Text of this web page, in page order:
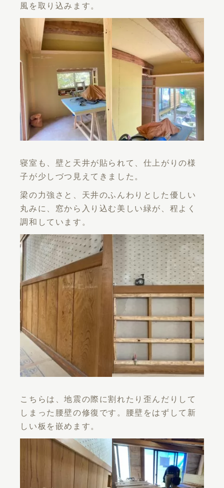
風を取り込みます。
寝室も、壁と天井が貼られて、仕上がりの様
子が少しづつ見えてきました。
梁の力強さと、天井のふんわりとした優しい
丸みに、窓から入り込む美しい緑が、程よく
調和しています。
こちらは、地震の際に割れたり歪んだりして
しまった腰壁の修復です。腰壁をはずして新
しい板を嵌めます。